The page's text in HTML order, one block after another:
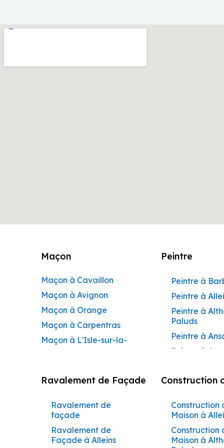
Maçon
Maçon à Cavaillon
Maçon à Avignon
Maçon à Orange
Maçon à Carpentras
Maçon à L'Isle-sur-la-
Maçon à Pertuis
Maçon à Le Pontet
Maçon à Vaison-la-
Romaine
Peintre
Peintre à
Peintre à
Peintre à
Paluds
Peintre à
Peintre à Apt
Peintre à
Peintre à
Peintre à
de-Pertuis
Ravalement de Façade
Ravalement de
façade
Ravalement de
Façade à Alleins
Construction
Construction
Maison à
Construction
Maison à